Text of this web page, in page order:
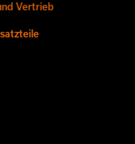
Vertrieb